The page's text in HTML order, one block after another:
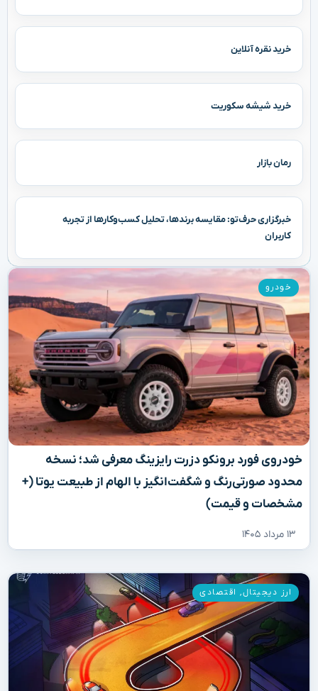
خرید نقره آنلاین
خرید شیشه سکوریت
رمان بازار
خبرگزاری حرف‌تو: مقایسه برندها، تحلیل کسب‌وکارها از تجربه
کاربران
خودروی فورد برونکو دزرت رایزینگ معرفی شد؛ نسخه
محدود صورتی‌رنگ و شگفت‌انگیز با الهام از طبیعت یوتا (+
مشخصات و قیمت)
۱۳ مرداد ۱۴۰۵
خودرو
ارز دیجیتال, اقتصادی